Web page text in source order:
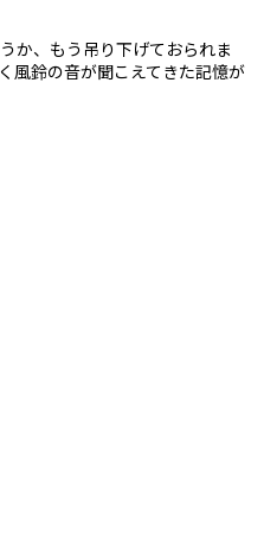
か、もう吊り下げておられま
風鈴の音が聞こえてきた記憶が